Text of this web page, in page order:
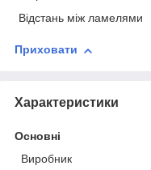
Відстань між ламелями
Приховати
Характеристики
Основні
Виробник